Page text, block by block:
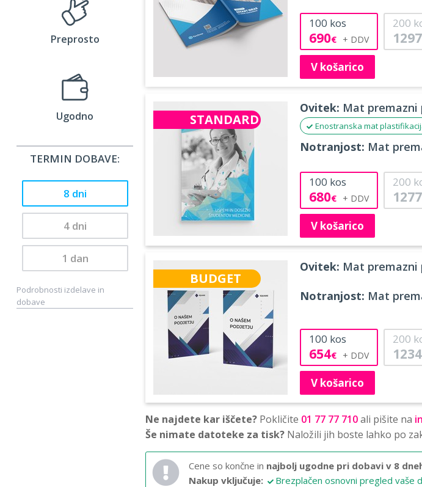
Preprosto
Ugodno
TERMIN DOBAVE:
8 dni
4 dni
1 dan
Podrobnosti izdelave in
dobave
100 kos
690€
200
1297
V košarico
STANDARD
Ovitek: Mat premazni
Enostranska mat
Notranjost: Mat
100 kos
680€
200
1277
V košarico
BUDGET
Ovitek: Mat premazni
Notranjost: Mat
100 kos
654€
200
1234
V košarico
Ne najdete kar iščete? Pokličite 01 77 77 710ali pišite na
Še nimate datoteke za tisk? Naložili jih boste lahko po
Cene so končne in najbolj ugodne pri dobavi v 8
Nakup vključuje:
Brezplačen osnovni pregled vaše